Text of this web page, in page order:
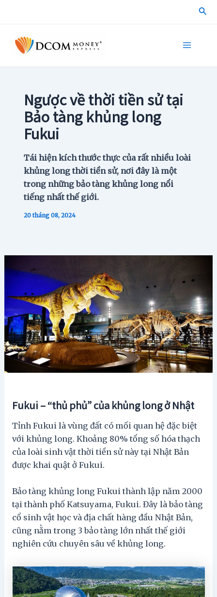
Ngược về thời tiền sử tại
Bảo tàng khủng long
Fukui
Tái hiện kích thước thực của rất nhiều loài
khủng long thời tiền sử, nơi đây là một
trong những bảo tàng khủng long nổi
tiếng nhất thế giới.
20 tháng 08, 2024
Fukui – “thủ phủ” của khủng long ở Nhật
Tỉnh Fukui là vùng đất có mối quan hệ đặc biệt
với khủng long. Khoảng 80% tổng số hóa thạch
của loài sinh vật thời tiền sử này tại Nhật Bản
được khai quật ở Fukui.
Bảo tàng khủng long Fukui thành lập năm 2000
tại thành phố Katsuyama, Fukui. Đây là bảo tàng
cổ sinh vật học và địa chất hàng đầu Nhật Bản,
cũng nằm trong 3 bảo tàng lớn nhất thế giới
nghiên cứu chuyên sâu về khủng long.